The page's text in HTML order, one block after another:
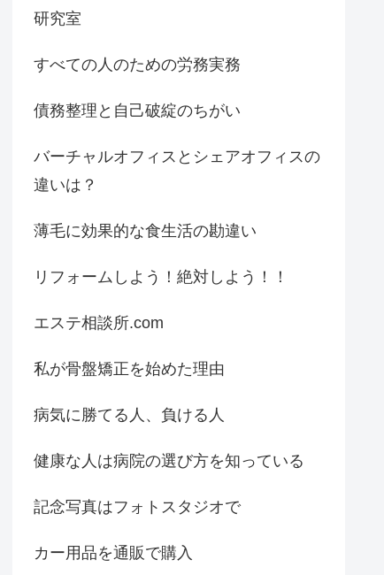
研究室
すべての人のための労務実務
債務整理と自己破綻のちがい
バーチャルオフィスとシェアオフィスの
違いは？
薄毛に効果的な食生活の勘違い
リフォームしよう！絶対しよう！！
エステ相談所.com
私が骨盤矯正を始めた理由
病気に勝てる人、負ける人
健康な人は病院の選び方を知っている
記念写真はフォトスタジオで
カー用品を通販で購入